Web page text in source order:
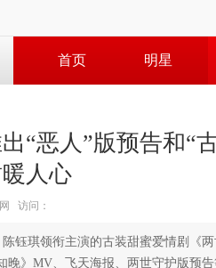
首页 明星
“恶人”版预告和“
人心
访问：
琪领衔主演的古装甜蜜爱情剧《两
晚》MV、飞天海报、两世守护版预